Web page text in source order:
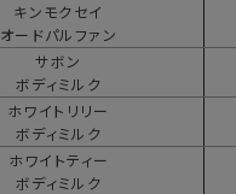
キンモクセイ
オードパルファン
サボン
ボディミルク
ホワイトリリー
ボディミルク
ホワイトティー
ボディミルク